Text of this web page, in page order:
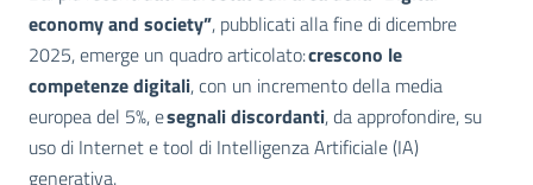
economy and society”, pubblicati alla fine di dicembre
2025, emerge un quadro articolato:crescono le
competenze digitali, con un incremento della media
europea del 5%, esegnali discordanti, da approfondire, su
uso di Internet e tool di Intelligenza Artificiale (IA)
generativa.